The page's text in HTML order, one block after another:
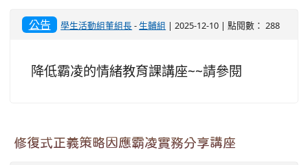
公告 學生活動組董組長-生輔組 | 2025-12-10 | 點閱數： 288
降低霸凌的情緒教育課講座~~請參閱
修復式正義策略因應霸凌實務分享講座